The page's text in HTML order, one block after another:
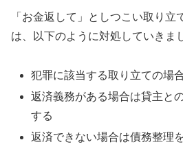
「お金返して」としつこい取り立
は、以下のように対処していきま
犯罪に該当する取り立ての場
返済義務がある場合は貸主と
する
返済できない場合は債務整理